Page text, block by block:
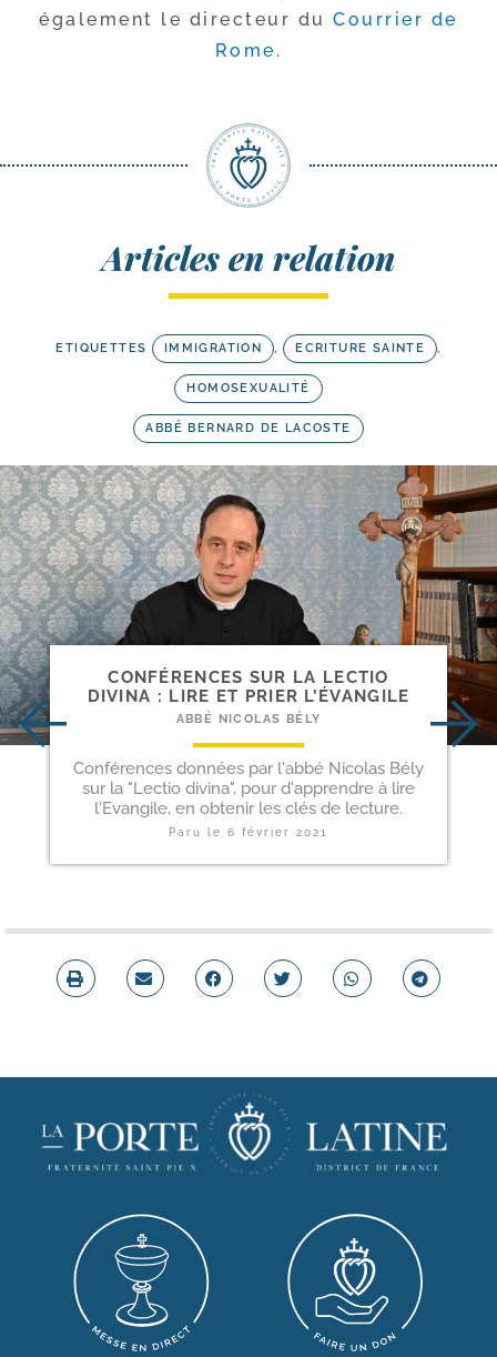
éga­le­ment le direc­teur duCourrier de
Rome .
Articles en relation
ETIQUETTES IMMIGRATION , ECRITURE SAINTE ,
HOMOSEXUALITÉ
ABBÉ BERNARD DE LACOSTE
CONFÉRENCES SUR LA LECTIO
DIVINA : LIRE ET PRIER L’ÉVANGILE
ABBÉ NICOLAS BÉLY
Conférences données par l'abbé Nicolas Bély
sur la "Lectio divina", pour d'apprendre à lire
l'Evangile, en obtenir les clés de lecture.
Paru le 6 février 2021